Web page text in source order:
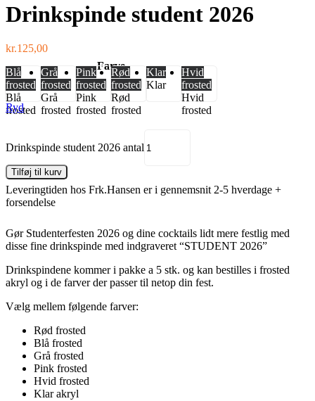
Drinkspinde student 2026
kr.125,00
Farve
Blå
frosted
Blå
frosted
Grå
frosted
Grå
frosted
Pink
frosted
Pink
frosted
Rød
frosted
Rød
frosted
Klar
Klar
Hvid
frosted
Hvid
frosted
Ryd
Drinkspinde student 2026 antal
Tilføj til kurv
Leveringtiden hos Frk.Hansen er i gennemsnit 2-5 hverdage +
forsendelse
Gør Studenterfesten 2026 og dine cocktails lidt mere festlig med
disse fine drinkspinde med indgraveret “STUDENT 2026”
Drinkspindene kommer i pakke a 5 stk. og kan bestilles i frosted
akryl og i de farver der passer til netop din fest.
Vælg mellem følgende farver:
Rød frosted
Blå frosted
Grå frosted
Pink frosted
Hvid frosted
Klar akryl